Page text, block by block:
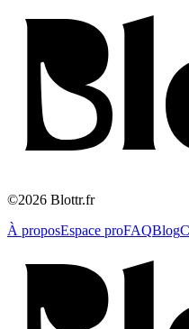
©2026 Blottr.fr
À proposEspace proFAQBlog